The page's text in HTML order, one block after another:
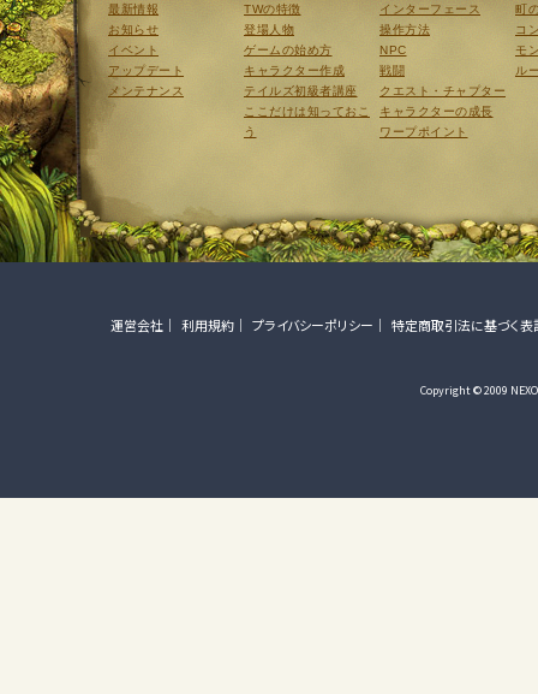
最新情報
お知らせ
イベント
アップデート
メンテナンス
TWの特徴
登場人物
ゲームの始め方
キャラクター作成
テイルズ初級者講座
ここだけは知っておこ
う
インターフェース
操作方法
NPC
戦闘
クエスト・チャプター
キャラクターの成長
ワープポイント
町
コ
モ
ル
運営会社 利用規約 プライバシーポリシー 特定商取引法に基づく表
Copyright © 2009